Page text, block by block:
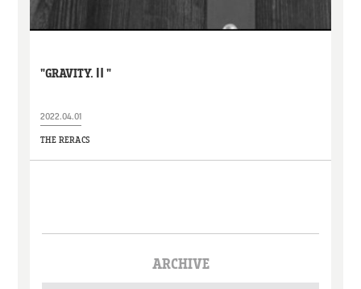
"GRAVITY.Ⅱ"
2022.04.01
THE RERACS
ARCHIVE